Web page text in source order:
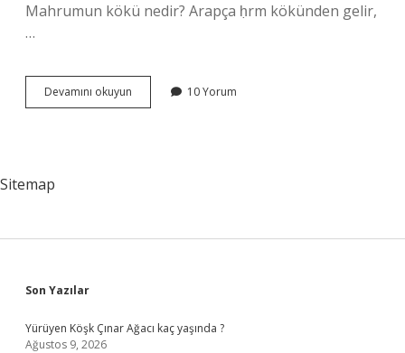
Mahrumun kökü nedir? Arapça ḥrm kökünden gelir,
…
Devamını okuyun Mahrum
Ne
10 Yorum
Sitemap
Sidebar
Son Yazılar
Yürüyen Köşk Çınar Ağacı kaç yaşında ?
Ağustos 9, 2026